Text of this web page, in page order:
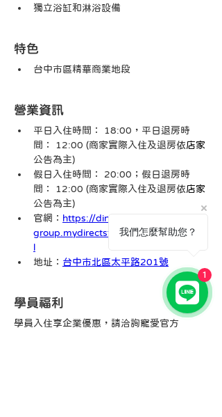
獨立浴缸和淋浴設備
特色
台中市區精華商業地段
營業資訊
平日入住時間： 18:00，平日退房時
間： 12:00 (商家實際入住及退房依店家
公告為主)
假日入住時間： 20:00；假日退房時
間： 12:00 (商家實際入住及退房依店家
公告為主)
官網： https://dingshin-
group.mydirectstay.com/tw/index.htm
l
地址： 台中市北區太平路201號
學員福利
學員入住享企業優惠，請洽詢寵愛官方
我們怎麼幫助您？
1